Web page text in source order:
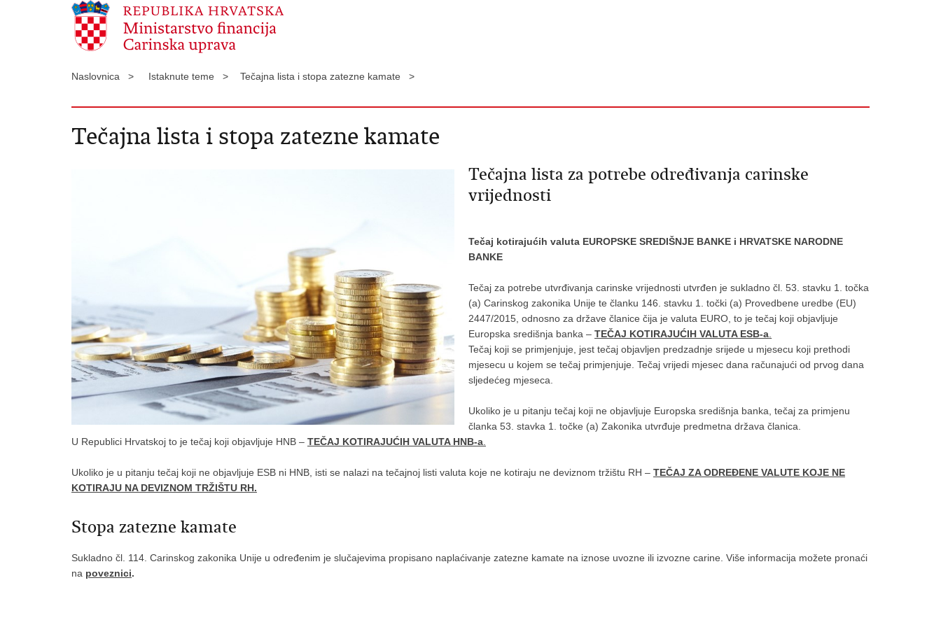
Naslovnica > Istaknute teme > Tečajna lista i stopa zatezne kamate >
Tečajna lista i stopa zatezne kamate
Tečajna lista za potrebe određivanja carinske
vrijednosti
Tečaj kotirajućih valuta EUROPSKE SREDIŠNJE BANKE i HRVATSKE NARODNE
BANKE
Tečaj za potrebe utvrđivanja carinske vrijednosti utvrđen je sukladno čl. 53. stavku 1. točka
(a) Carinskog zakonika Unije te članku 146. stavku 1. točki (a) Provedbene uredbe (EU)
2447/2015, odnosno za države članice čija je valuta EURO, to je tečaj koji objavljuje
Europska središnja banka –TEČAJ KOTIRAJUĆIH VALUTA ESB-a
Tečaj koji se primjenjuje, jest tečaj objavljen predzadnje srijede u mjesecu koji prethodi
mjesecu u kojem se tečaj primjenjuje. Tečaj vrijedi mjesec dana računajući od prvog dana
sljedećeg mjeseca.
Ukoliko je u pitanju tečaj koji ne objavljuje Europska središnja banka, tečaj za primjenu
članka 53. stavka 1. točke (a) Zakonika utvrđuje predmetna država članica.
U Republici Hrvatskoj to je tečaj koji objavljuje HNB – TEČAJ KOTIRAJUĆIH VALUTA HNB-a
Ukoliko je u pitanju tečaj koji ne objavljuje ESB ni HNB, isti se nalazi na tečajnoj listi valuta koje ne kotiraju ne deviznom tržištu RH – TEČAJ ZA ODREĐENE VALUTE KOJE NE
KOTIRAJU NA DEVIZNOM TRŽIŠTU RH.
Stopa zatezne kamate
Sukladno čl. 114. Carinskog zakonika Unije u određenim je slučajevima propisano naplaćivanje zatezne kamate na iznose uvozne ili izvozne carine. Više informacija možete pronaći
na poveznici.